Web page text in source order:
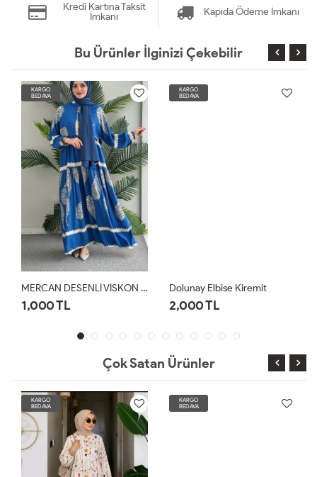
Kredi Kartına Taksit
İmkanı
Kapıda Ödeme İmkanı
Bu Ürünler İlginizi Çekebilir
KARGO
BEDAVA
MERCAN DESENLİ VİSKON ELBİSE Mavi
1,000 TL
KARGO
BEDAVA
Dolunay Elbise Kiremit
2,000 TL
Çok Satan Ürünler
KARGO
BEDAVA
KARGO
BEDAVA